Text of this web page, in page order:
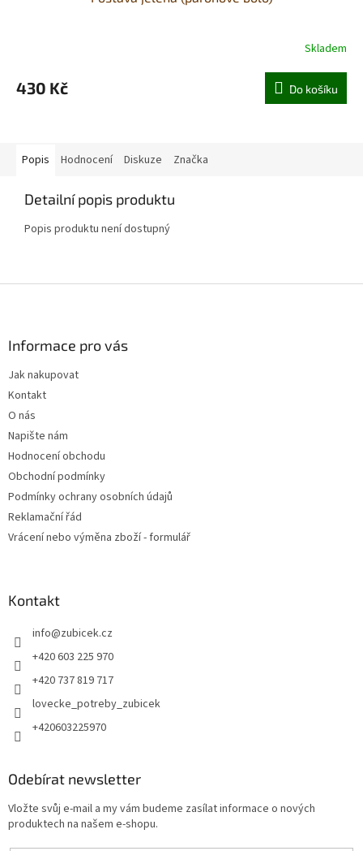
Skladem
430 Kč Do košíku
Popis Hodnocení Diskuze Značka
Detailní popis produktu
Popis produktu není dostupný
Informace pro vás
Jak nakupovat
Kontakt
O nás
Napište nám
Hodnocení obchodu
Obchodní podmínky
Podmínky ochrany osobních údajů
Reklamační řád
Vrácení nebo výměna zboží - formulář
Kontakt
info@zubicek.cz
+420 603 225 970
+420 737 819 717
lovecke_potreby_zubicek
+420603225970
Odebírat newsletter
Vložte svůj e-mail a my vám budeme zasílat informace o nových
produktech na našem e-shopu.